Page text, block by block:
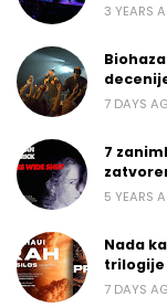
3 YEARS
7 DAYS
7
5 YEARS
Nada
trilogije
7 DAYS